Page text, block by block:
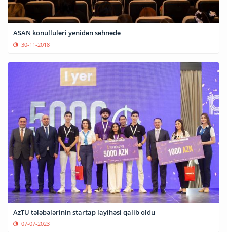
ASAN könüllüləri yenidən səhnədə
30-11-2018
AzTU tələbələrinin startap layihəsi qalib oldu
07-07-2023